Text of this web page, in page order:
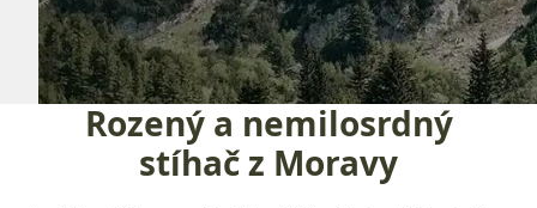
Rozený a nemilosrdný
stíhač z Moravy